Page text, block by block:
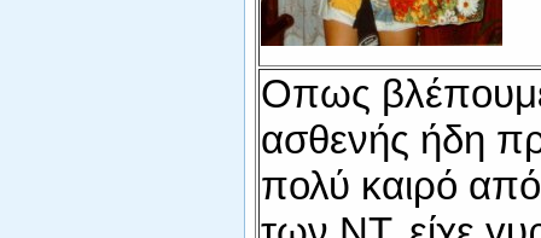
Οπως
ασθενής ήδη
πολύ καιρό